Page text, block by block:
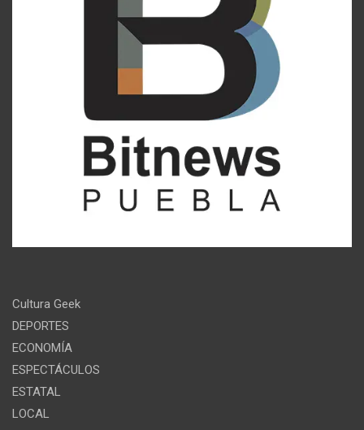
Cultura Geek
DEPORTES
ECONOMÍA
ESPECTÁCULOS
ESTATAL
LOCAL